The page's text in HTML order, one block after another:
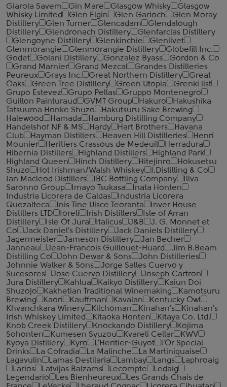
Giarola Savem
Gin Mare Glasgow Whisky
Glasgow
Whisky Limited
Glen Elgin Glen Garioch
Glen Moray
Distillery
Glen Turner Glencadam
Glendalough
Distillery
Glendronach Distillery
Glenfarclas Distillery
Glengoyne Distillery
Glenkinchie
Glenlivet
Glenmorangie
Glenmorangie Distillery
Globefill Inc.
Godet
Golani Distillery Gonzalez Byass
Gordon & Co
Grand Marnier
Grand Mezcal
Grandes Distilleries
Peureux
Grays Inc. Great Northern Distillery
Great
Oaks
Green Tree Distillery Green Utopia
Grenki list
Grupo Estevez
Grupo Pellas
Gruppo Montenegro
Guillon Painturaud
GVMT Group Hakuro
Hakushika
Tatsuuma Honke Shuzo
Hakutsuru Sake Brewing
Halewood
Hamada
Hamburg Distilling Company
Handelshof NF & MS
Hardy Hart Brothers
Havana
Club
Hayman Distillers Heaven Hill Distilleries
Henri
Mounier
Heritiers Crassous de Medeuil
Herradura
Hibernia Distillers
Highland Distillers
Highland Park
Highland Queen
Hinch Distillery Hitejinro
Hokusetsu
Shuzo
Hot Irishman/Walsh Whiskey
I.Distilling & Co
Ian Macleod Distillers
IBC Bottling Company
Illva
Saronno Group
Imayo Tsukasa
Inata Honten
Industria Licorera de Caldas
Industria Licorera
Quezalteca
Inis Tine Uisce Teoranta
Inver House
Distillers LTD
Ioreli Irish Distillers
Isle of Arran
Distillery
Isle Of Jura Italicus J&B
J. G. Monnet et
Co
Jack Daniel's Distillery
Jack Daniels Distillery
Jagermeister
Jameson Distillery
Jan Becher
Janneau
Jean-Francois Guillouet-Huard
Jim B.Beam
Distilling Co
John Dewar & Sons
John Distilleries
Johnnie Walker & Sons
Jorge Salles Cuervo y
Sucesores
Jose Cuervo Distillery
Joseph Cartron
Jura Distillery
Kahlua Kaikyo Distillery
Kaiun Doi
Shuzojo
Kakhetian Traditional Winemaking
Kamotsuru
Brewing
Kaori Kauffman Kavalan
Kentucky Owl
Khvanchkara Winery
Kilchoman Kinahan's
Kinahan's
Irish Whiskey Limited
Kitaoka Honten
Kitaya Co. Ltd.
Knob Creek Distillery
Knockando Distillery
Kojima
Sohonten
Kumesen Syuzou Kvareli Cellar
KWV
Kyoya Distillery
Kyro L'Heritier-Guyot
l'Or Special
Drinks
La Cofradia La Malinche
La Martiniquaise
Lagavulin
Lamas Destilaria Lambay Langs
Laphroaig
Larios
Latvijas Balzams Lecompte
Ledaig
Legendario
Les Bienheureux
Les Grands Chais de